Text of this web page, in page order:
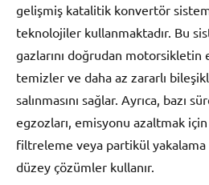
gelişmiş katalitik konvertör
teknolojiler kullanmaktadır. Bu
gazlarını doğrudan motorsikletin
temizler ve daha az zararlı
salınmasını sağlar. Ayrıca, bazı
egzozları, emisyonu azaltmak
filtreleme veya partikül
düzey çözümler kullanır.